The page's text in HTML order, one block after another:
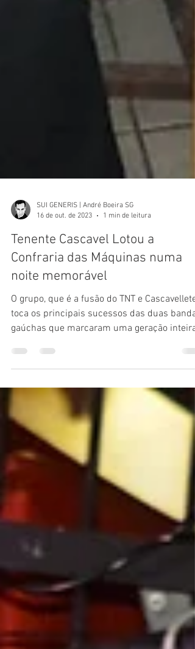
16 de out. de 2023
1 min de leitura
Tenente Cascavel Lotou a
Confraria das Máquinas numa
noite memorável
O grupo, que é a fusão do TNT e
gaúchas que marcaram uma geração inteira
Noite...